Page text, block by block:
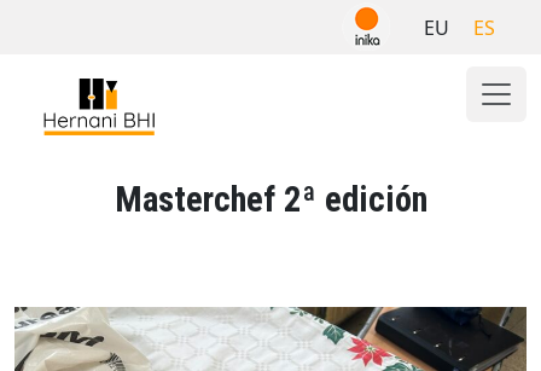
EU ES
Masterchef 2ª edición